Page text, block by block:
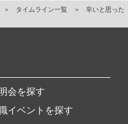
＞ タイムライン一覧 ＞
辛いと思った
会を探す
イベントを探す